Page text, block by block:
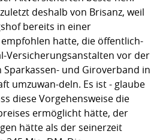
deshalb von Brisanz, weil
bereits in einer
hatte, die öffentlich-
Versicherungsanstalten vor der
und Giroverband in
umzuwan-deln. Es ist - glaube
diese Vorgehensweise die
ermöglicht hätte, der
hätte als der seinerzeit